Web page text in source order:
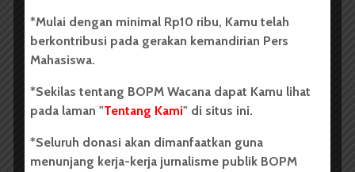
USU Langsungkan PKKMB
2025, Dihadiri oleh 7.961...
Redaksi 13 Agustus 2025 2 menit waktu baca
*Mulai dengan minimal Rp10 ribu, Kamu telah
berkontribusi pada gerakan kemandirian Pers
Mahasiswa.
*Sekilas tentang BOPM Wacana dapat Kamu lihat
pada laman "Tentang Kami" di situs ini.
*Seluruh donasi akan dimanfaatkan guna
menunjang kerja-kerja jurnalisme publik BOPM